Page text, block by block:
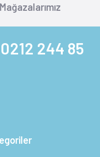
Mağazalarımız
244 85